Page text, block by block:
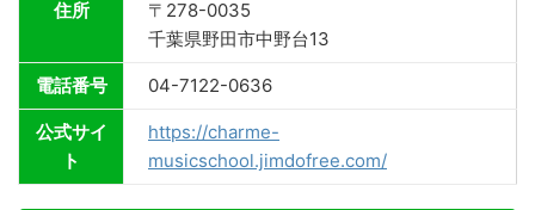
住所
〒278-0035
千葉県野田市中野台13
電話番号 04-7122-0636
公式サイ
ト
https://charme-
musicschool.jimdofree.com/